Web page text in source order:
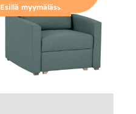
Esillä myymälässä